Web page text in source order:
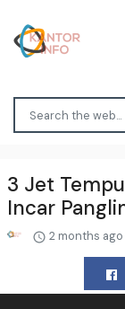
3 Jet
Incar
2 months ago